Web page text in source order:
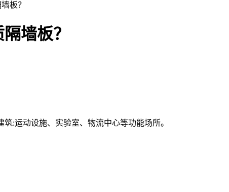
板？
墙板？
:运动设施、实验室、物流中心等功能场所。